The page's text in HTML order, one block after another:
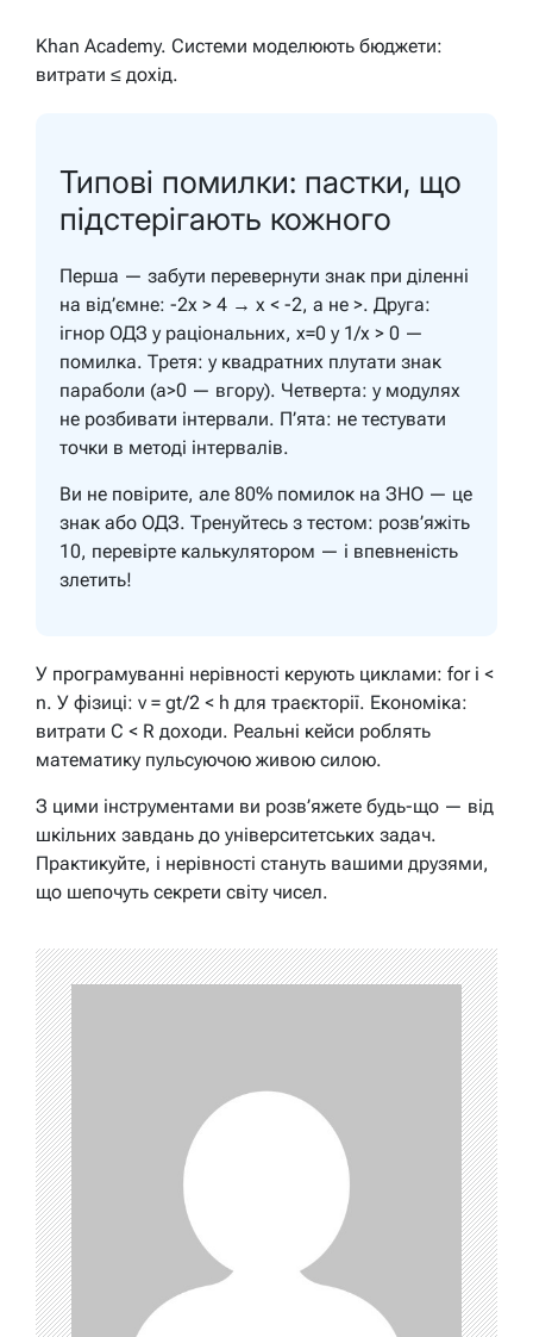
Khan Academy. Системи моделюють бюджети:
витрати ≤ дохід.
Типові помилки: пастки, що
підстерігають кожного
Перша — забути перевернути знак при діленні
на від’ємне: -2x > 4 → x < -2, а не >. Друга:
ігнор ОДЗ у раціональних, x=0 у 1/x > 0 —
помилка. Третя: у квадратних плутати знак
параболи (a>0 — вгору). Четверта: у модулях
не розбивати інтервали. П’ята: не тестувати
точки в методі інтервалів.
Ви не повірите, але 80% помилок на ЗНО — це
знак або ОДЗ. Тренуйтесь з тестом: розв’яжіть
10, перевірте калькулятором — і впевненість
злетить!
У програмуванні нерівності керують циклами: for i <
n. У фізиці: v = gt/2 < h для траєкторії. Економіка:
витрати C < R доходи. Реальні кейси роблять
математику пульсуючою живою силою.
З цими інструментами ви розв’яжете будь-що — від
шкільних завдань до університетських задач.
Практикуйте, і нерівності стануть вашими друзями,
що шепочуть секрети світу чисел.